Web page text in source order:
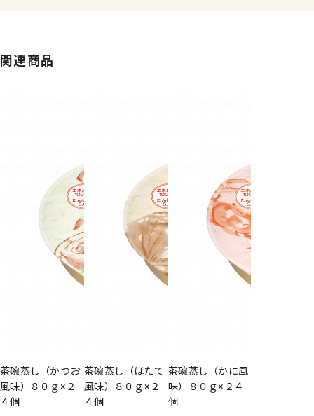
関連商品
茶碗蒸し（かつお
風味）８０ｇ×２
４個
茶碗蒸し（ほたて
風味）８０ｇ×２
４個
茶碗蒸し（かに風
味）８０ｇ×２４
個